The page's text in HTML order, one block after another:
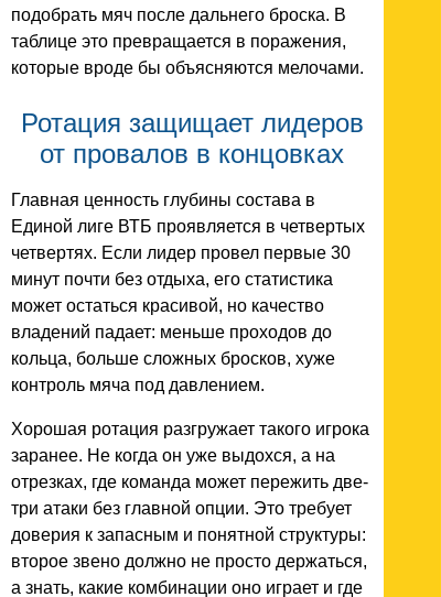
подобрать мяч после дальнего броска. В
таблице это превращается в поражения,
которые вроде бы объясняются мелочами.
Ротация защищает лидеров
от провалов в концовках
Главная ценность глубины состава в
Единой лиге ВТБ проявляется в четвертых
четвертях. Если лидер провел первые 30
минут почти без отдыха, его статистика
может остаться красивой, но качество
владений падает: меньше проходов до
кольца, больше сложных бросков, хуже
контроль мяча под давлением.
Хорошая ротация разгружает такого игрока
заранее. Не когда он уже выдохся, а на
отрезках, где команда может пережить две-
три атаки без главной опции. Это требует
доверия к запасным и понятной структуры:
второе звено должно не просто держаться,
а знать, какие комбинации оно играет и где